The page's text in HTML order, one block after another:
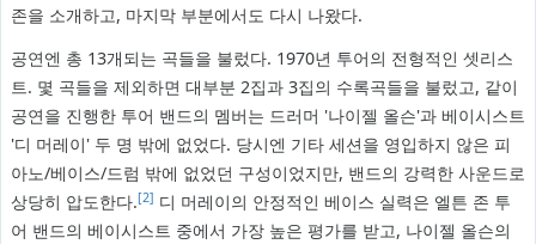
존을 소개하고, 마지막 부분에서도 다시 나왔다.
공연엔 총 13개되는 곡들을 불렀다. 1970년 투어의 전형적인 셋리스
트. 몇 곡들을 제외하면 대부분 2집과 3집의 수록곡들을 불렀고, 같이
공연을 진행한 투어 밴드의 멤버는 드러머 '나이젤 올슨'과 베이시스트
'디 머레이' 두 명 밖에 없었다. 당시엔 기타 세션을 영입하지 않은 피
아노/베이스/드럼 밖에 없었던 구성이었지만, 밴드의 강력한 사운드로
상당히 압도한다.[2] 디 머레이의 안정적인 베이스 실력은 엘튼 존 투
어 밴드의 베이시스트 중에서 가장 높은 평가를 받고, 나이젤 올슨의